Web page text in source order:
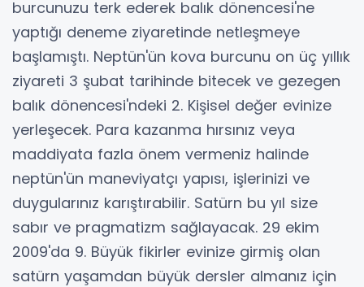
burcunuzu terk ederek balık dönencesi'ne
yaptığı deneme ziyaretinde netleşmeye
başlamıştı. Neptün'ün kova burcunu on üç yıllık
ziyareti 3 şubat tarihinde bitecek ve gezegen
balık dönencesi'ndeki 2. Kişisel değer evinize
yerleşecek. Para kazanma hırsınız veya
maddiyata fazla önem vermeniz halinde
neptün'ün maneviyatçı yapısı, işlerinizi ve
duygularınız karıştırabilir. Satürn bu yıl size
sabır ve pragmatizm sağlayacak. 29 ekim
2009'da 9. Büyük fikirler evinize girmiş olan
satürn yaşamdan büyük dersler almanız için